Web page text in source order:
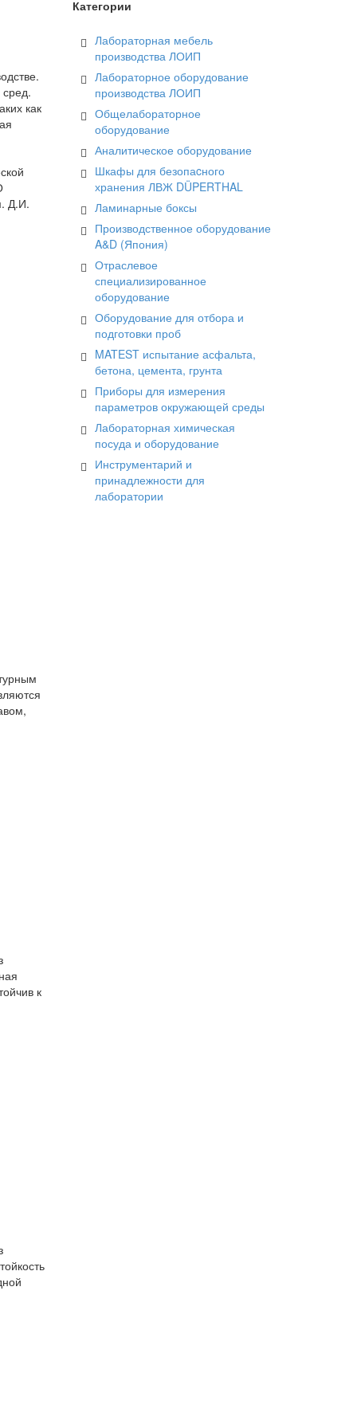
как
Д.И.
к
Категории
Лабораторная мебель
производства ЛОИП
Лабораторное оборудование
производства ЛОИП
Общелабораторное
оборудование
Аналитическое оборудование
Шкафы для безопаcного
хранения ЛВЖ DÜPERTHAL
Ламинарные боксы
Производственное оборудование
A&D (Япония)
Отраслевое
специализированное
оборудование
Оборудование для отбора и
подготовки проб
MATEST испытание асфальта,
бетона, цемента, грунта
Приборы для измерения
параметров окружающей среды
Лабораторная химическая
посуда и оборудование
Инструментарий и
принадлежности для
лаборатории